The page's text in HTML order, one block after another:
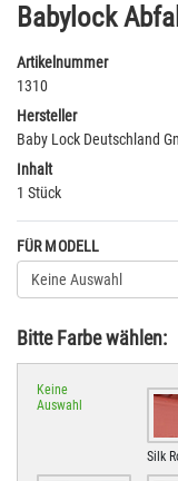
Babylock
Artikelnummer
1310
Hersteller
Baby Lock Deutschland
Inhalt
1 Stück
FÜR MODELL
Bitte Farbe wählen:
Keine
Auswahl
Silk